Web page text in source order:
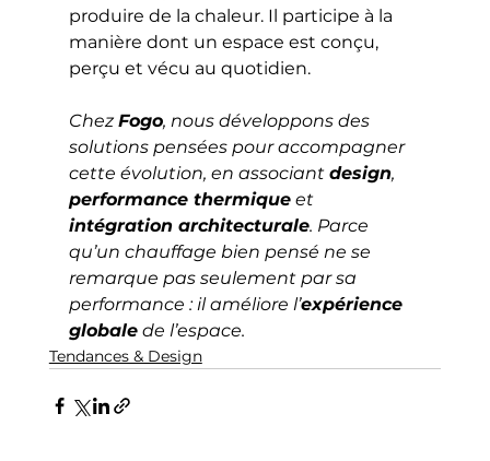
produire de la chaleur. Il participe à la
manière dont un espace est conçu,
perçu et vécu au quotidien.
Chez Fogo, nous développons des
solutions pensées pour accompagner
cette évolution, en associant design,
performance thermique et
intégration architecturale. Parce
qu’un chauffage bien pensé ne se
remarque pas seulement par sa
performance : il améliore l’expérience
globale de l’espace.
Tendances & Design